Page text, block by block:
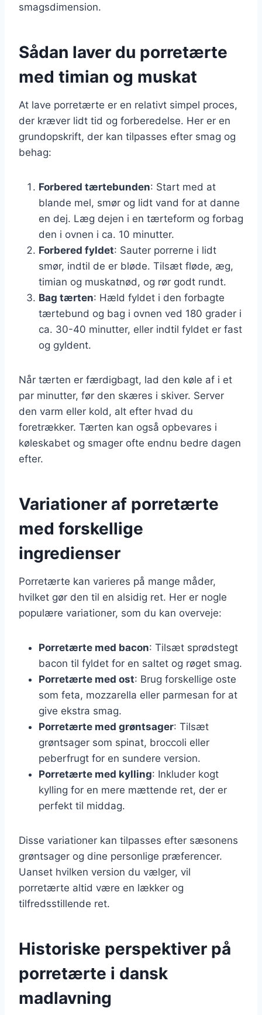
smagsdimension.
Sådan laver du porretærte
med timian og muskat
At lave porretærte er en relativt simpel proces,
der kræver lidt tid og forberedelse. Her er en
grundopskrift, der kan tilpasses efter smag og
behag:
Forbered tærtebunden: Start med at
blande mel, smør og lidt vand for at danne
en dej. Læg dejen i en tærteform og forbag
den i ovnen i ca. 10 minutter.
Forbered fyldet: Sauter porrerne i lidt
smør, indtil de er bløde. Tilsæt fløde, æg,
timian og muskatnød, og rør godt rundt.
Bag tærten: Hæld fyldet i den forbagte
tærtebund og bag i ovnen ved 180 grader i
ca. 30-40 minutter, eller indtil fyldet er fast
og gyldent.
Når tærten er færdigbagt, lad den køle af i et
par minutter, før den skæres i skiver. Server
den varm eller kold, alt efter hvad du
foretrækker. Tærten kan også opbevares i
køleskabet og smager ofte endnu bedre dagen
efter.
Variationer af porretærte
med forskellige
ingredienser
Porretærte kan varieres på mange måder,
hvilket gør den til en alsidig ret. Her er nogle
populære variationer, som du kan overveje:
Porretærte med bacon: Tilsæt sprødstegt
bacon til fyldet for en saltet og røget smag.
Porretærte med ost: Brug forskellige oste
som feta, mozzarella eller parmesan for at
give ekstra smag.
Porretærte med grøntsager: Tilsæt
grøntsager som spinat, broccoli eller
peberfrugt for en sundere version.
Porretærte med kylling: Inkluder kogt
kylling for en mere mættende ret, der er
perfekt til middag.
Disse variationer kan tilpasses efter sæsonens
grøntsager og dine personlige præferencer.
Uanset hvilken version du vælger, vil
porretærte altid være en lækker og
tilfredsstillende ret.
Historiske perspektiver på
porretærte i dansk
madlavning